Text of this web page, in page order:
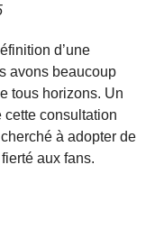
d’une
avons beaucoup
tous horizons. Un
cette consultation
à adopter de
aux fans.